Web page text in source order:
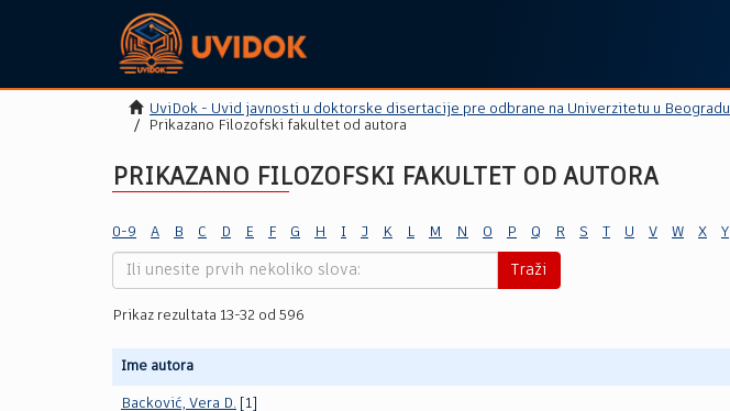
UviDok - Uvid javnosti u doktorske disertacije pre odbrane na Univerzitetu u Beogradu
Prikazano Filozofski fakultet od autora
PRIKAZANO FILOZOFSKI FAKULTET OD AUTORA
0-9 A B C D E F G H I J K L M N O P Q R S T U V W X Y
Traži
Prikaz rezultata 13-32 od 596
Ime autora
Backović, Vera D. [1]